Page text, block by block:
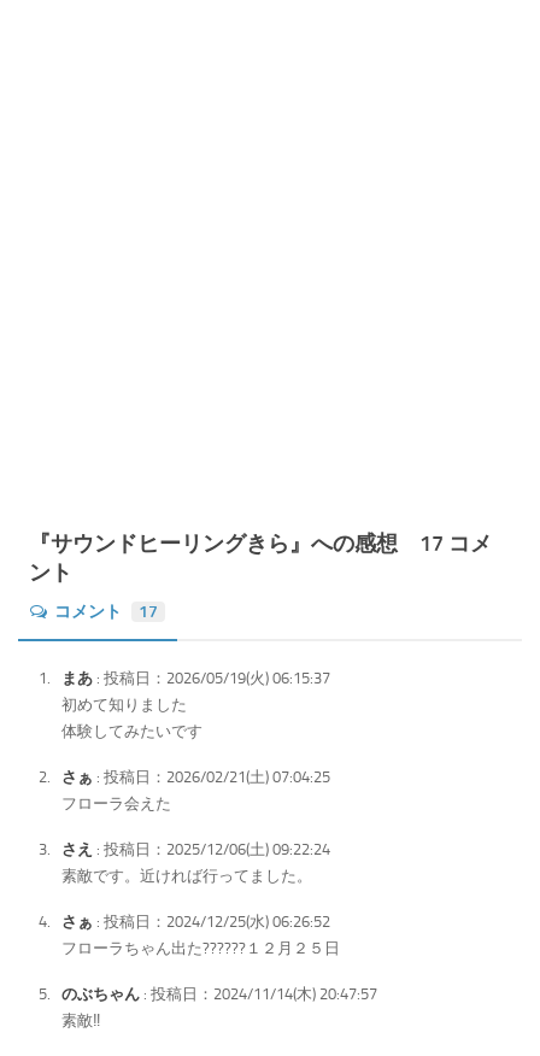
『サウンドヒーリングきら』への感想 17 コメ
ント
コメント 17
まあ : 投稿日：2026/05/19(火) 06:15:37
初めて知りました
体験してみたいです
さぁ : 投稿日：2026/02/21(土) 07:04:25
フローラ会えた
さえ : 投稿日：2025/12/06(土) 09:22:24
素敵です。近ければ行ってました。
さぁ : 投稿日：2024/12/25(水) 06:26:52
フローラちゃん出た??????１２月２５日
のぶちゃん : 投稿日：2024/11/14(木) 20:47:57
素敵‼︎